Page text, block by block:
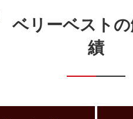
ベリーベスト
績